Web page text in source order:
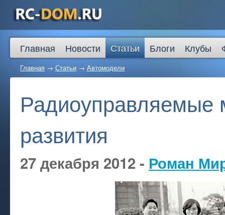
Главная Новости Статьи Блоги Клубы
Главная → Статьи → Автомодели
развития
27 декабря 2012 - Роман